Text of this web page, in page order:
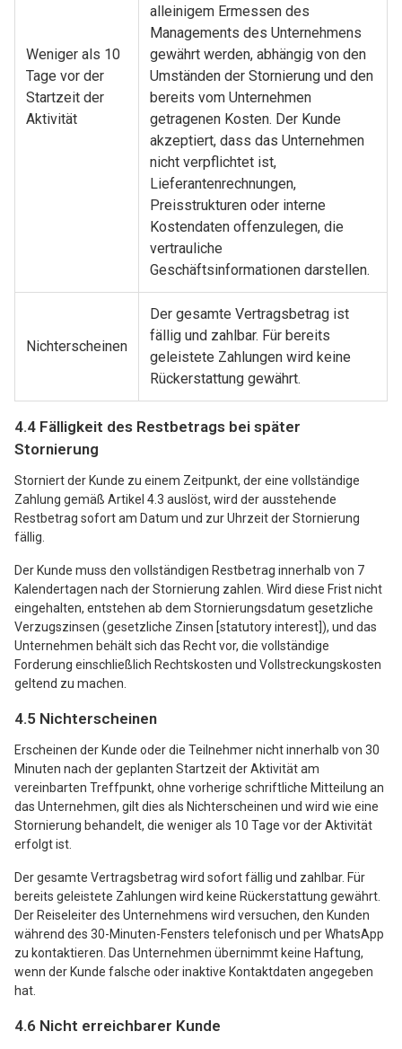
Weniger als 10
Tage vor der
Startzeit der
Aktivität
alleinigem Ermessen des
Managements des Unternehmens
gewährt werden, abhängig von den
Umständen der Stornierung und den
bereits vom Unternehmen
getragenen Kosten. Der Kunde
akzeptiert, dass das Unternehmen
nicht verpflichtet ist,
Lieferantenrechnungen,
Preisstrukturen oder interne
Kostendaten offenzulegen, die
vertrauliche
Geschäftsinformationen darstellen.
Nichterscheinen
Der gesamte Vertragsbetrag ist
fällig und zahlbar. Für bereits
geleistete Zahlungen wird keine
Rückerstattung gewährt.
4.4 Fälligkeit des Restbetrags bei später
Stornierung
Storniert der Kunde zu einem Zeitpunkt, der eine vollständige
Zahlung gemäß Artikel 4.3 auslöst, wird der ausstehende
Restbetrag sofort am Datum und zur Uhrzeit der Stornierung
fällig.
Der Kunde muss den vollständigen Restbetrag innerhalb von 7
Kalendertagen nach der Stornierung zahlen. Wird diese Frist nicht
eingehalten, entstehen ab dem Stornierungsdatum gesetzliche
Verzugszinsen (gesetzliche Zinsen [statutory interest]), und das
Unternehmen behält sich das Recht vor, die vollständige
Forderung einschließlich Rechtskosten und Vollstreckungskosten
geltend zu machen.
4.5 Nichterscheinen
Erscheinen der Kunde oder die Teilnehmer nicht innerhalb von 30
Minuten nach der geplanten Startzeit der Aktivität am
vereinbarten Treffpunkt, ohne vorherige schriftliche Mitteilung an
das Unternehmen, gilt dies als Nichterscheinen und wird wie eine
Stornierung behandelt, die weniger als 10 Tage vor der Aktivität
erfolgt ist.
Der gesamte Vertragsbetrag wird sofort fällig und zahlbar. Für
bereits geleistete Zahlungen wird keine Rückerstattung gewährt.
Der Reiseleiter des Unternehmens wird versuchen, den Kunden
während des 30-Minuten-Fensters telefonisch und per WhatsApp
zu kontaktieren. Das Unternehmen übernimmt keine Haftung,
wenn der Kunde falsche oder inaktive Kontaktdaten angegeben
hat.
4.6 Nicht erreichbarer Kunde